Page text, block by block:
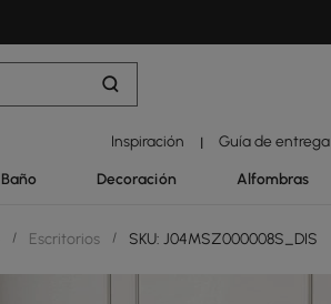
Inspiración | Guía de entrega
Baño Decoración Alfombras
/ Escritorios / SKU: J04MSZ000008S_DIS